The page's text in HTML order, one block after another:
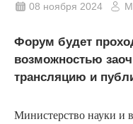
08 ноября 2024
Форум будет
возможностью
трансляцию и
Министерство науки и